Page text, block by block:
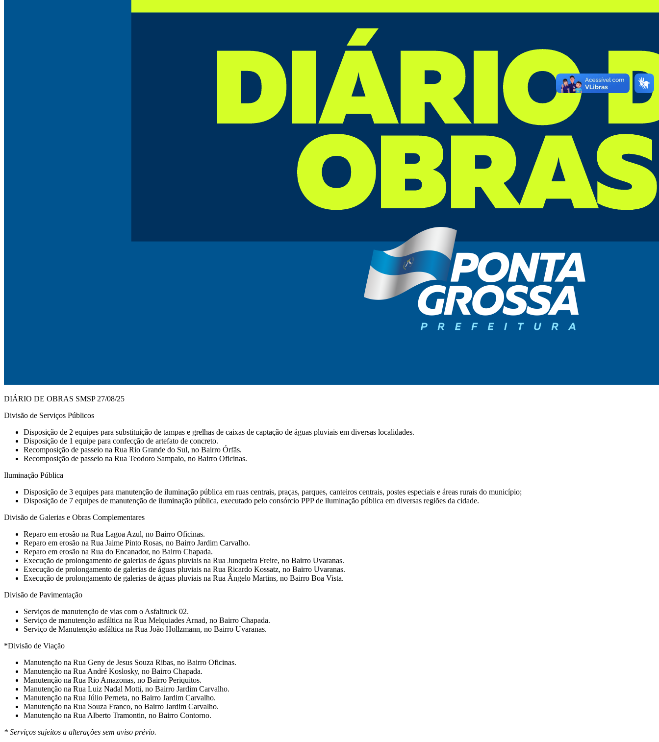
DIÁRIO DE OBRAS SMSP 27/08/25
Divisão de Serviços Públicos
Disposição de 2 equipes para substituição de tampas e grelhas de caixas de captação de águas pluviais em diversas localidades.
Disposição de 1 equipe para confecção de artefato de concreto.
Recomposição de passeio na Rua Rio Grande do Sul, no Bairro Órfãs.
Recomposição de passeio na Rua Teodoro Sampaio, no Bairro Oficinas.
Iluminação Pública
Disposição de 3 equipes para manutenção de iluminação pública em ruas centrais, praças, parques, canteiros centrais, postes especiais e áreas rurais do município;
Disposição de 7 equipes de manutenção de iluminação pública, executado pelo consórcio PPP de iluminação pública em diversas regiões da cidade.
Divisão de Galerias e Obras Complementares
⁠Reparo em erosão na Rua Lagoa Azul, no Bairro Oficinas.
Reparo em erosão na Rua Jaime Pinto Rosas, no Bairro Jardim Carvalho.
Reparo em erosão na Rua do Encanador, no Bairro Chapada.
⁠Execução de prolongamento de galerias de águas pluviais na Rua Junqueira Freire, no Bairro Uvaranas.
⁠Execução de prolongamento de galerias de águas pluviais na Rua Ricardo Kossatz, no Bairro Uvaranas.
⁠Execução de prolongamento de galerias de águas pluviais na Rua Ângelo Martins, no Bairro Boa Vista.
Divisão de Pavimentação
Serviços de manutenção de vias com o Asfaltruck 02.
Serviço de manutenção asfáltica na Rua Melquiades Arnad, no Bairro Chapada.
Serviço de Manutenção asfáltica na Rua João Hollzmann, no Bairro Uvaranas.
*Divisão de Viação
Manutenção na Rua Geny de Jesus Souza Ribas, no Bairro Oficinas.
Manutenção na Rua André Koslosky, no Bairro Chapada.
Manutenção na Rua Rio Amazonas, no Bairro Periquitos.
Manutenção na Rua Luiz Nadal Motti, no Bairro Jardim Carvalho.
Manutenção na Rua Júlio Perneta, no Bairro Jardim Carvalho.
Manutenção na Rua Souza Franco, no Bairro Jardim Carvalho.
Manutenção na Rua Alberto Tramontin, no Bairro Contorno.
* Serviços sujeitos a alterações sem aviso prévio.